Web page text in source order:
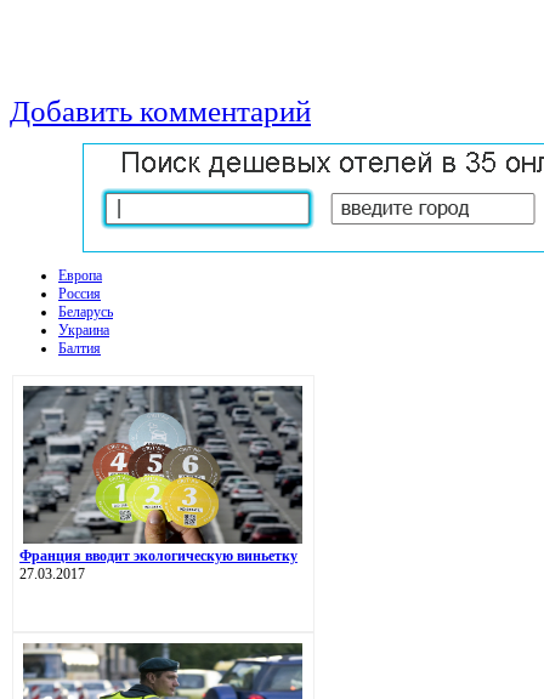
Добавить комментарий
Европа
Россия
Беларусь
Украина
Балтия
Франция вводит экологическую виньетку
27.03.2017